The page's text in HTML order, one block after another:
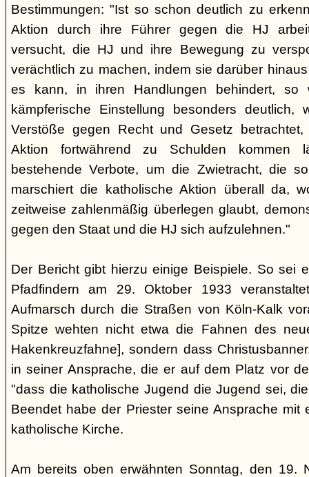
Bestimmungen: "Ist so schon deutlich zu
Aktion durch ihre Führer gegen die HJ
versucht, die HJ und ihre Bewegung zu
verächtlich zu machen, indem sie darüber
es kann, in ihren Handlungen behindert, so
kämpferische Einstellung besonders
Verstöße gegen Recht und Gesetz
Aktion fortwährend zu Schulden kommen
bestehende Verbote, um die Zwietracht, die
marschiert die katholische Aktion überall da,
zeitweise zahlenmäßig überlegen glaubt,
gegen den Staat und die HJ sich aufzulehnen."
Der Bericht gibt hierzu einige Beispiele. So sei
Pfadfindern am 29. Oktober 1933
Aufmarsch durch die Straßen von Köln-Kalk
Spitze wehten nicht etwa die Fahnen des
Hakenkreuzfahne], sondern dass
in seiner Ansprache, die er auf dem Platz vor
"dass die katholische Jugend die Jugend sei,
Beendet habe der Priester seine Ansprache mit
katholische Kirche.
Am bereits oben erwähnten Sonntag, den 19.